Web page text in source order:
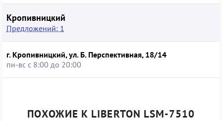
Кропивницкий
Предложений: 1
г. Кропивницкий, ул. Б. Перспективная, 18/14
пн-вс с 8:00 до 20:00
ПОХОЖИЕ К LIBERTON LSM-7510